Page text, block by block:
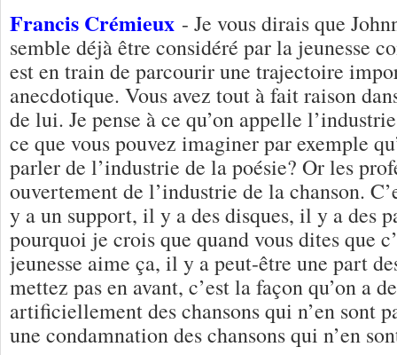
Francis Crémieux - Je vous dirais que
semble déjà être considéré par la jeunesse
est en train de parcourir une trajectoire
anecdotique. Vous avez tout à fait raison
de lui. Je pense à ce qu’on appelle
ce que vous pouvez imaginer par exemple
parler de l’industrie de la poésie? Or les
ouvertement de l’industrie de la chanson.
y a un support, il y a des disques, il y a des
pourquoi je crois que quand vous dites que
jeunesse aime ça, il y a peut-être une part
mettez pas en avant, c’est la façon qu’on a
artificiellement des chansons qui n’en sont
une condamnation des chansons qui n’en